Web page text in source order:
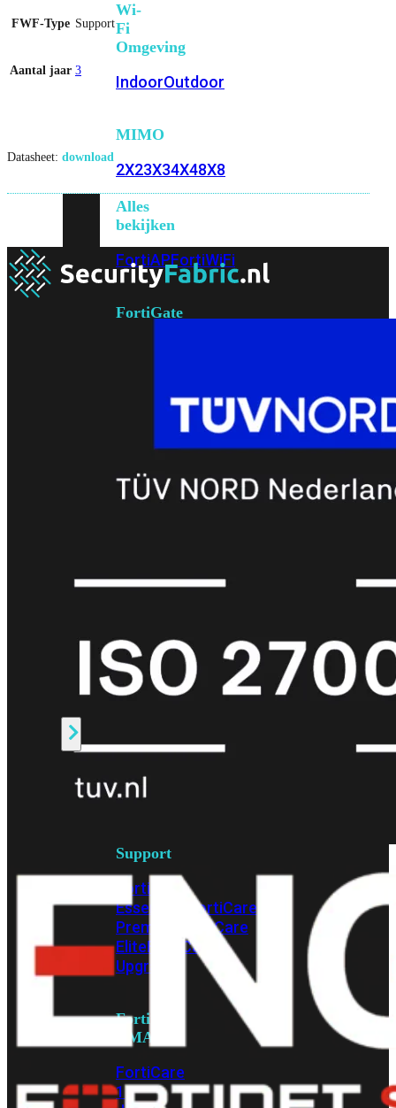
Wi-
Fi
Omgeving
IndoorOutdoor
MIMO
2X23X34X48X8
Alles
bekijken
FortiAPFortiWiFi
FortiGate
40FFortiWiFi
50GFortiWiFi
FortiWiFi
80F
FortiWiFi
81F
Licenties
bekijken
Support
FortiCare
Essentials
FortiCare
Premium
FortiCare
EliteFortiCare
Upgrades
FortiCare
RMA
FortiCare
1
FWF-Type Support
Aantal jaar 3
Datasheet: download